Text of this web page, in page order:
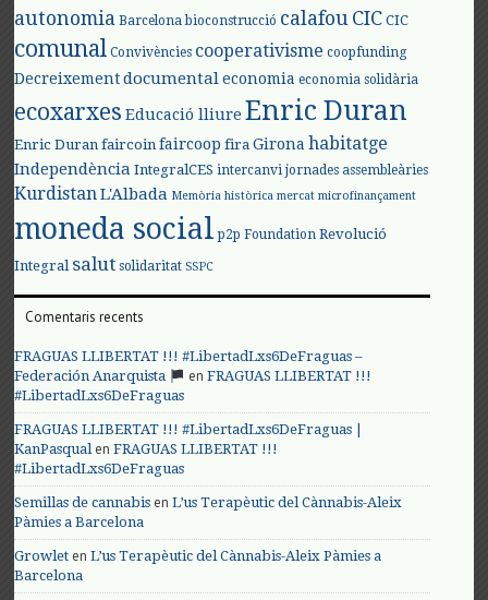
autonomia Barcelona bioconstrucció calafouCIC CIC
comunal Convivències cooperativisme coopfunding
Decreixement documental economia economia solidària
ecoxarxes Educació lliure Enric Duran
Enric Duran faircoin faircoop fira Girona habitatge
Independència IntegralCES intercanvi jornades assembleàries
KurdistanL'Albada Memòria històrica mercat microfinançament
moneda social p2p Foundation Revolució
Integral salut solidaritat SSPC
Comentaris recents
FRAGUAS LLIBERTAT !!! #LibertadLxs6DeFraguas –
Federación Anarquista
enFRAGUAS LLIBERTAT !!!
#LibertadLxs6DeFraguas
FRAGUAS LLIBERTAT !!! #LibertadLxs6DeFraguas |
KanPasqualenFRAGUAS LLIBERTAT !!!
#LibertadLxs6DeFraguas
Semillas de cannabis enL’us Terapèutic del Cànnabis-Aleix
Pàmies a Barcelona
Growlet enL’us Terapèutic del Cànnabis-Aleix Pàmies a
Barcelona